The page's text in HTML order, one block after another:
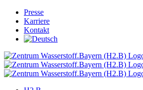
Skip
content
Presse
Karriere
Kontakt